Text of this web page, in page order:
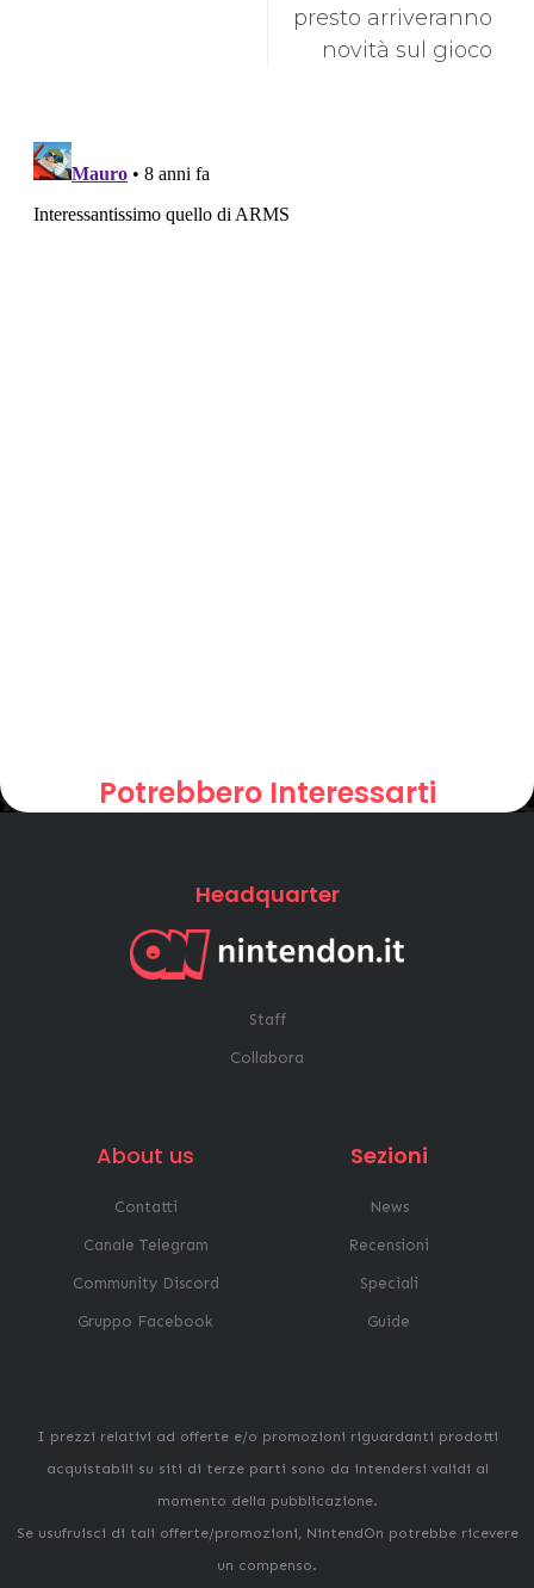
presto arriveranno
novità sul gioco
Potrebbero Interessarti
Headquarter
Staff
Collabora
About us
Contatti
Canale Telegram
Community Discord
Gruppo Facebook
Sezioni
News
Recensioni
Speciali
Guide
I prezzi relativi ad offerte e/o promozioni riguardanti prodotti
acquistabili su siti di terze parti sono da intendersi validi al
momento della pubblicazione.
Se usufruisci di tali offerte/promozioni, NintendOn potrebbe ricevere
un compenso.